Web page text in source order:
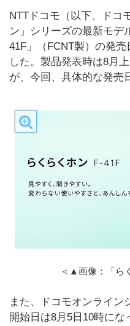
NTTドコモ（以下、ドコ
ン」シリーズの最新モデ
41F」（FCNT製）の発
した。製品発表時は8月
が、今回、具体的な発売
＜▲画像：「ら
また、ドコモオンライン
開始日は8月5日10時に